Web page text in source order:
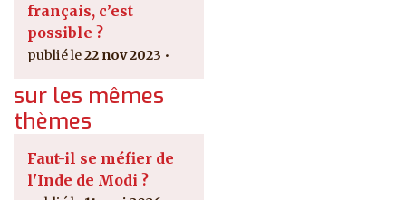
français, c’est
possible ?
22 nov 2023
sur les mêmes
thèmes
Faut-il se méfier de
l'Inde de Modi ?